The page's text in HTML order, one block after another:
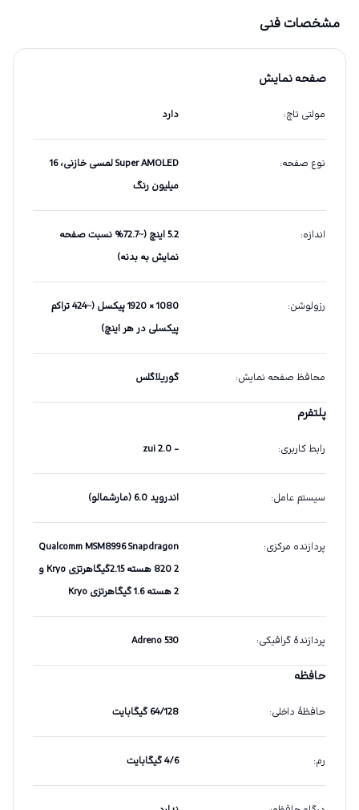
مشخصات فنی
صفحه نمایش
مولتی تاچ: دارد
نوع صفحه:
Super AMOLED لمسی خازنی، 16
میلیون رنگ
اندازه:
5.2 اینچ (~72.7% نسبت صفحه
نمایش به بدنه)
رزولوشن:
1080 × 1920 پیکسل (~424 تراکم
پیکسلی در هر اینچ)
محافظ صفحه نمایش: گوریلاگلس
پلتفرم
رابط کاربری:
- zui 2.0
سیستم عامل: اندروید 6.0 (مارشمالو)
پردازنده مرکزی:
Qualcomm MSM8996 Snapdragon
820 2 هسته 2.15گیگاهرتزی Kryo و
2 هسته 1.6 گیگاهرتزی Kryo
پردازندهٔ گرافیکی:
Adreno 530
حافظه
حافظهٔ داخلی: 64/128 گیگابایت
رم: 4/6 گیگابایت